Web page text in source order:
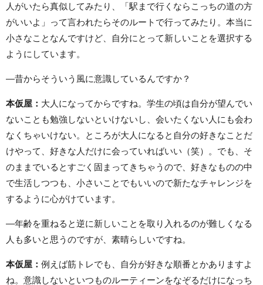
人がいたら真似してみたり、「駅まで行くならこっちの道の方
がいいよ」って言われたらそのルートで行ってみたり。本当に
小さなことなんですけど、自分にとって新しいことを選択する
ようにしています。
―昔からそういう風に意識しているんですか？
本仮屋： 大人になってからですね。学生の頃は自分が望んでい
ないことも勉強しないといけないし、会いたくない人にも会わ
なくちゃいけない。ところが大人になると自分の好きなことだ
けやって、好きな人だけに会っていればいい（笑）。でも、そ
のままでいるとすごく固まってきちゃうので、好きなものの中
で生活しつつも、小さいことでもいいので新たなチャレンジを
するように心がけています。
―年齢を重ねると逆に新しいことを取り入れるのが難しくなる
人も多いと思うのですが、素晴らしいですね。
本仮屋： 例えば筋トレでも、自分が好きな順番とかありますよ
ね。意識しないといつものルーティーンをなぞるだけになっち